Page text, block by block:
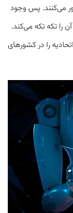
می‌کنند. پس وجود
را تکه تکه می‌کند.
را در کشورهای